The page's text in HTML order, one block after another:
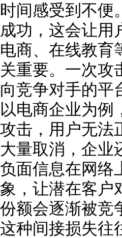
时间感受到不便
成功，这会让用
电商、在线教育
关重要。一次攻
向竞争对手的平
以电商企业为例
攻击，用户无法
大量取消，企业
负面信息在网络
象，让潜在客户
份额会逐渐被竞
这种间接损失往